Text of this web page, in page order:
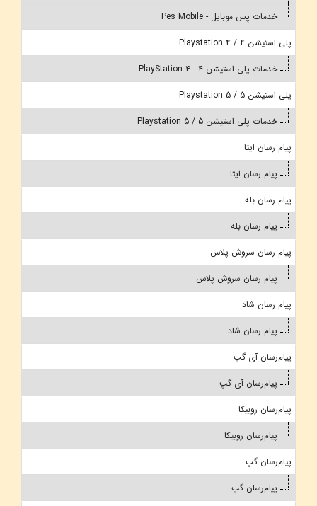
خدمات پِس موبایل - Pes Mobile
پلی استیشن 4 / Playstation 4
خدمات پلی استیشن 4 - PlayStation 4
پلی استیشن 5 / Playstation 5
خدمات پلی استیشن 5 / Playstation 5
پیام رسان ایتا
پیام رسان ایتا
پیام رسان بله
پیام رسان بله
پیام رسان سروش پلاس
پیام رسان سروش پلاس
پیام رسان شاد
پیام رسان شاد
پیام‌رسان آی گپ
پیام‌رسان آی گپ
پیام‌رسان روبیکا
پیام‌رسان روبیکا
پیام‌رسان گپ
پیام‌رسان گپ